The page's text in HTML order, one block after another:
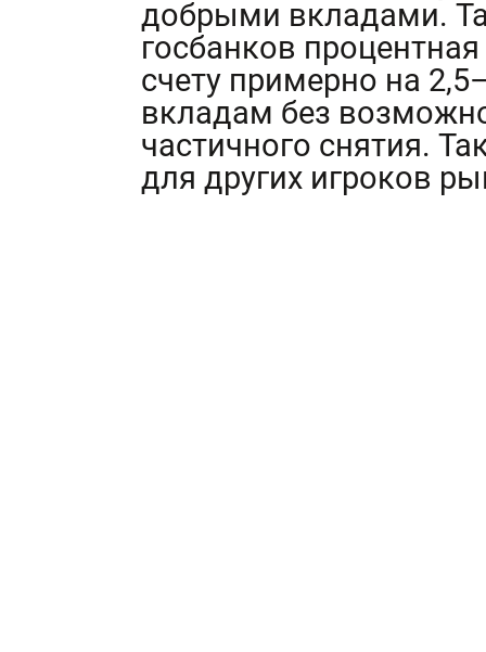
добрыми вкладами.
госбанков
счету примерно на
вкладам без
частичного снятия.
для других игроков